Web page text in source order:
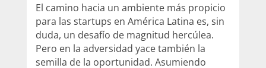
El camino hacia un ambiente más propicio
para las startups en América Latina es, sin
duda, un desafío de magnitud hercúlea.
Pero en la adversidad yace también la
semilla de la oportunidad. Asumiendo